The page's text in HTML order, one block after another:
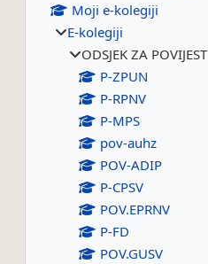
Moji e-kolegiji
E-kolegiji
ODSJEK ZA POVIJEST
P-ZPUN
P-RPNV
P-MPS
pov-auhz
POV-ADIP
P-CPSV
POV.EPRNV
P-FD
POV.GUSV